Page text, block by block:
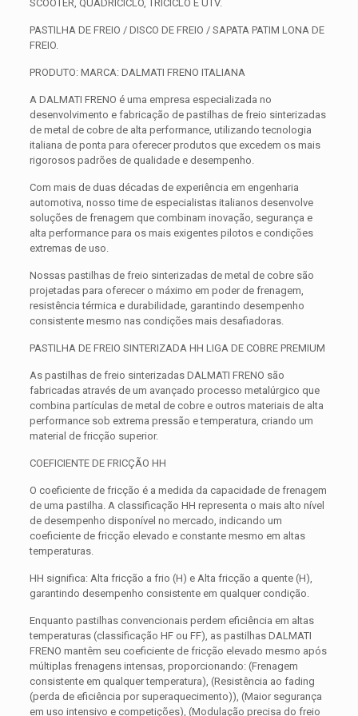
SCOOTER, QUADRICICLO, TRICICLO E UTV.
PASTILHA DE FREIO / DISCO DE FREIO / SAPATA PATIM LONA DE
FREIO.
PRODUTO: MARCA: DALMATI FRENO ITALIANA
A DALMATI FRENO é uma empresa especializada no
desenvolvimento e fabricação de pastilhas de freio sinterizadas
de metal de cobre de alta performance, utilizando tecnologia
italiana de ponta para oferecer produtos que excedem os mais
rigorosos padrões de qualidade e desempenho.
Com mais de duas décadas de experiência em engenharia
automotiva, nosso time de especialistas italianos desenvolve
soluções de frenagem que combinam inovação, segurança e
alta performance para os mais exigentes pilotos e condições
extremas de uso.
Nossas pastilhas de freio sinterizadas de metal de cobre são
projetadas para oferecer o máximo em poder de frenagem,
resistência térmica e durabilidade, garantindo desempenho
consistente mesmo nas condições mais desafiadoras.
PASTILHA DE FREIO SINTERIZADA HH LIGA DE COBRE PREMIUM
As pastilhas de freio sinterizadas DALMATI FRENO são
fabricadas através de um avançado processo metalúrgico que
combina partículas de metal de cobre e outros materiais de alta
performance sob extrema pressão e temperatura, criando um
material de fricção superior.
COEFICIENTE DE FRICÇÃO HH
O coeficiente de fricção é a medida da capacidade de frenagem
de uma pastilha. A classificação HH representa o mais alto nível
de desempenho disponível no mercado, indicando um
coeficiente de fricção elevado e constante mesmo em altas
temperaturas.
HH significa: Alta fricção a frio (H) e Alta fricção a quente (H),
garantindo desempenho consistente em qualquer condição.
Enquanto pastilhas convencionais perdem eficiência em altas
temperaturas (classificação HF ou FF), as pastilhas DALMATI
FRENO mantêm seu coeficiente de fricção elevado mesmo após
múltiplas frenagens intensas, proporcionando: (Frenagem
consistente em qualquer temperatura), (Resistência ao fading
(perda de eficiência por superaquecimento)), (Maior segurança
em uso intensivo e competições), (Modulação precisa do freio